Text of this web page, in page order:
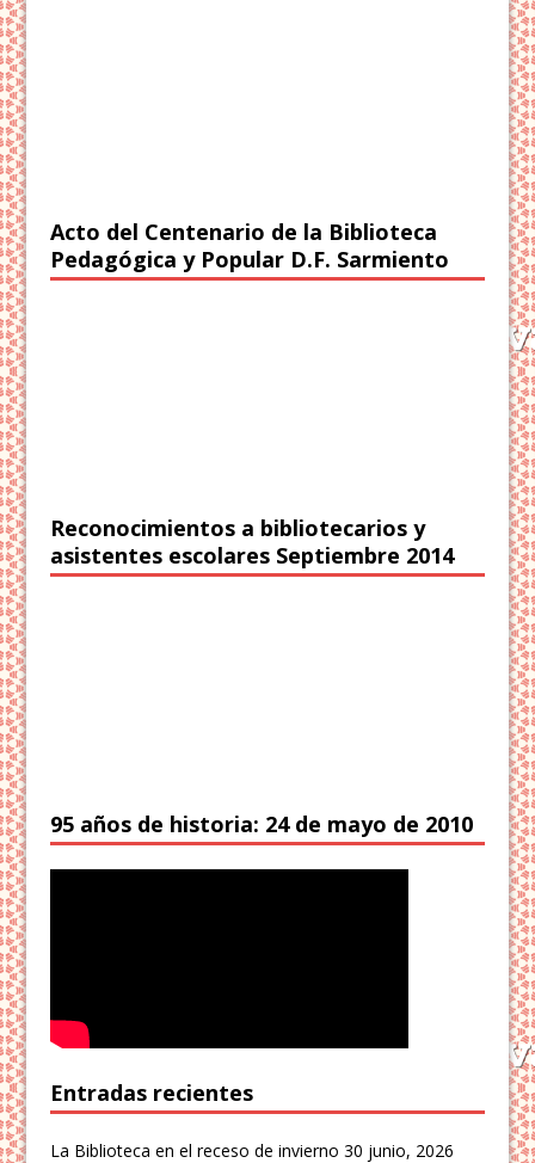
Acto del Centenario de la Biblioteca
Pedagógica y Popular D.F. Sarmiento
Reconocimientos a bibliotecarios y
asistentes escolares Septiembre 2014
95 años de historia: 24 de mayo de 2010
Entradas recientes
La Biblioteca en el receso de invierno 30 junio, 2026